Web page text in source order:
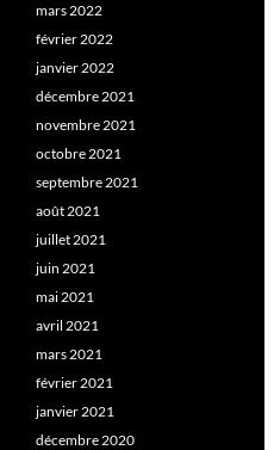
mars 2022
février 2022
janvier 2022
décembre 2021
novembre 2021
octobre 2021
septembre 2021
août 2021
juillet 2021
juin 2021
mai 2021
avril 2021
mars 2021
février 2021
janvier 2021
décembre 2020